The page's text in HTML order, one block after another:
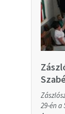
29-én